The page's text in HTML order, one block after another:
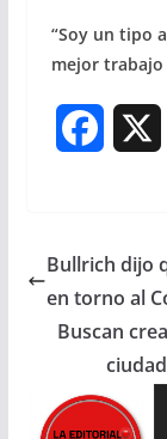
“Soy un tipo
mejor trabajo
e
o
o
Bullrich dijo
en torno al
Buscan